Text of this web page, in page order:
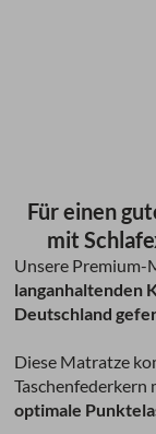
Für einen
mit
Unsere
langanhaltenden
Deutschland
Diese Matratze
optimale